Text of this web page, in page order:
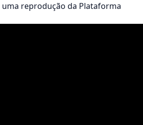
reprodução da Plataforma